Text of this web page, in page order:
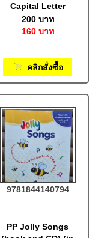
Capital Letter
Handwriting
Practice Book: In
200 บาท
160 บาท
คลิกสั่งซื้อ
9781844140794
PP Jolly Songs